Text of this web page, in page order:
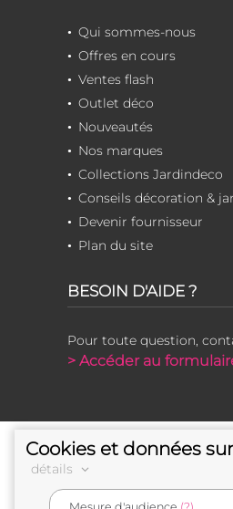
Qui sommes-nous
Offres en cours
Ventes flash
Outlet déco
Nouveautés
Nos marques
Collections Jardindeco
Conseils décoration &
Devenir fournisseur
Plan du site
BESOIN D'AIDE ?
Pour toute question,
> Accéder au
Cookies et données
détails